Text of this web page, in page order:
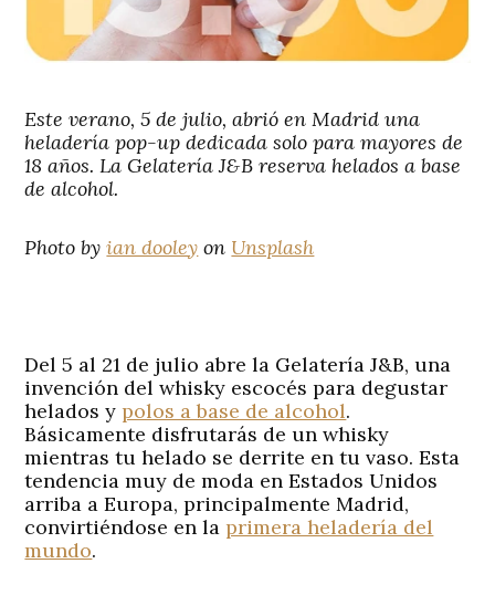
Este verano, 5 de julio, abrió en Madrid una
heladería pop-up dedicada solo para mayores de
18 años. La Gelatería J&B reserva helados a base
de alcohol.
Photo byian dooley on Unsplash
Del 5 al 21 de julio abre la Gelatería J&B, una
invención del whisky escocés para degustar
helados ypolos a base de alcohol.
Básicamente disfrutarás de un whisky
mientras tu helado se derrite en tu vaso. Esta
tendencia muy de moda en Estados Unidos
arriba a Europa, principalmente Madrid,
convirtiéndose en laprimera heladería del
mundo.